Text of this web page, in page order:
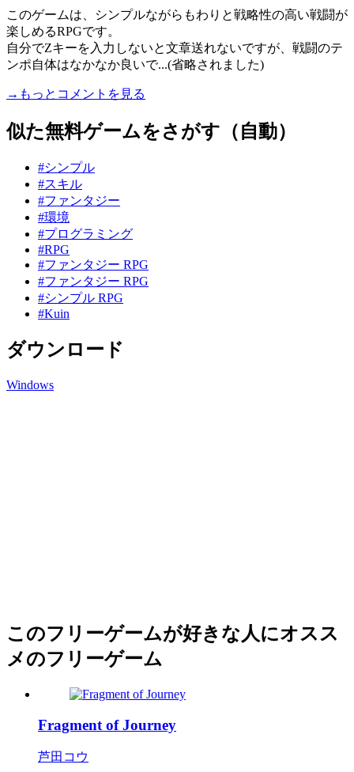
このゲームは、シンプルながらもわりと戦略性の高い戦闘が
楽しめるRPGです。
自分でZキーを入力しないと文章送れないですが、戦闘のテ
ンポ自体はなかなか良いで...(省略されました)
→もっとコメントを見る
似た無料ゲームをさがす（自動）
#シンプル
#スキル
#ファンタジー
#環境
#プログラミング
#RPG
#ファンタジー RPG
#ファンタジー RPG
#シンプル RPG
#Kuin
ダウンロード
Windows
このフリーゲームが好きな人にオスス
メのフリーゲーム
Fragment of Journey
芦田コウ